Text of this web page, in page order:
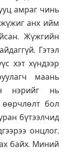
амраг чинь
жүжиг анх ийм
Жүжгийн
Гэтэл
хэт хүндээр
маань
нэрийг нь
өөрчлөлт бол
бүтээлчид
онцлог.
байх. Миний